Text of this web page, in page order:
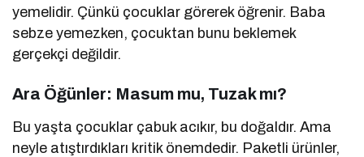
yemelidir. Çünkü çocuklar görerek öğrenir. Baba
sebze yemezken, çocuktan bunu beklemek
gerçekçi değildir.
Ara Öğünler: Masum mu, Tuzak mı?
Bu yaşta çocuklar çabuk acıkır, bu doğaldır. Ama
neyle atıştırdıkları kritik önemdedir. Paketli ürünler,